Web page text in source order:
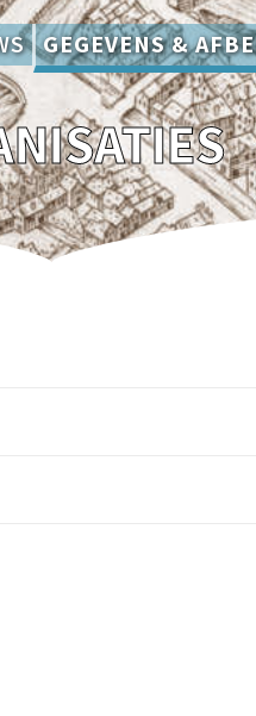
GEGEVENS &